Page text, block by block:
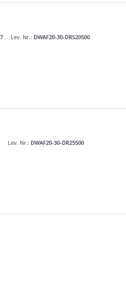
Lev. Nr.: DWAF20-30-DRS20500
Lev. Nr.: DWAF20-30-DR25500